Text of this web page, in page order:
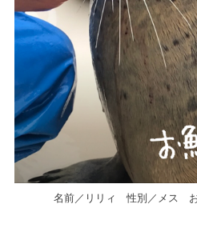
名前／リリィ 性別／メス お